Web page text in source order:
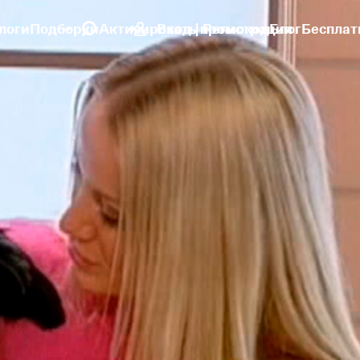
ПодборкиАктивировать промокодБлог
Вход | Регистрация